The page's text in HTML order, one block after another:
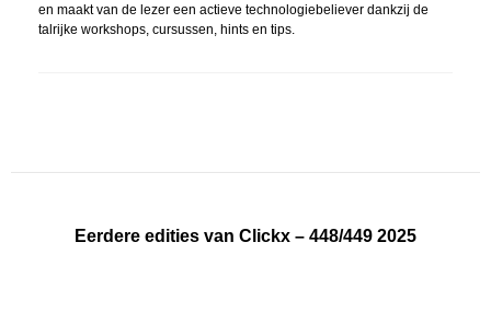
en maakt van de lezer een actieve technologiebeliever dankzij de
talrijke workshops, cursussen, hints en tips.
Eerdere edities van Clickx – 448/449 2025